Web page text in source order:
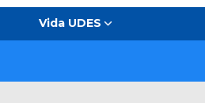
Vida UDES